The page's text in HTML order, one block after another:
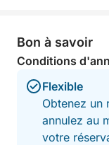
Bon à savoir
Conditions
Flexible
Obtenez un
annulez au
votre